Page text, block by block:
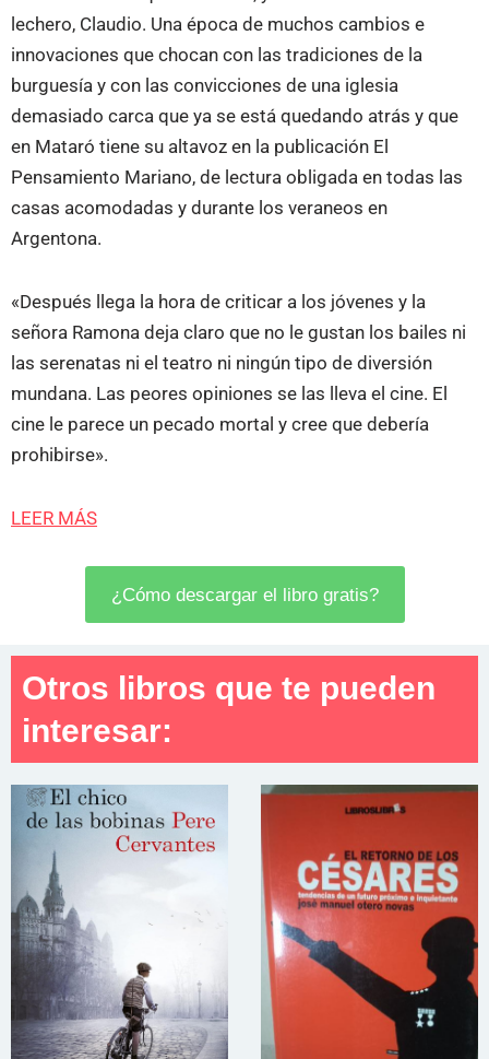
lechero, Claudio. Una época de muchos cambios e
innovaciones que chocan con las tradiciones de la
burguesía y con las convicciones de una iglesia
demasiado carca que ya se está quedando atrás y que
en Mataró tiene su altavoz en la publicación El
Pensamiento Mariano, de lectura obligada en todas las
casas acomodadas y durante los veraneos en
Argentona.
«Después llega la hora de criticar a los jóvenes y la
señora Ramona deja claro que no le gustan los bailes ni
las serenatas ni el teatro ni ningún tipo de diversión
mundana. Las peores opiniones se las lleva el cine. El
cine le parece un pecado mortal y cree que debería
prohibirse».
LEER MÁS
¿Cómo descargar el libro gratis?
Otros libros que te pueden
interesar: